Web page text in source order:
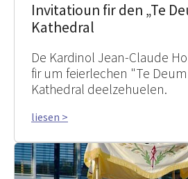
Invitatioun fir den „Te
Kathedral
De Kardinol Jean-Claude
fir um feierlechen "Te
Kathedral deelzehuelen.
liesen >